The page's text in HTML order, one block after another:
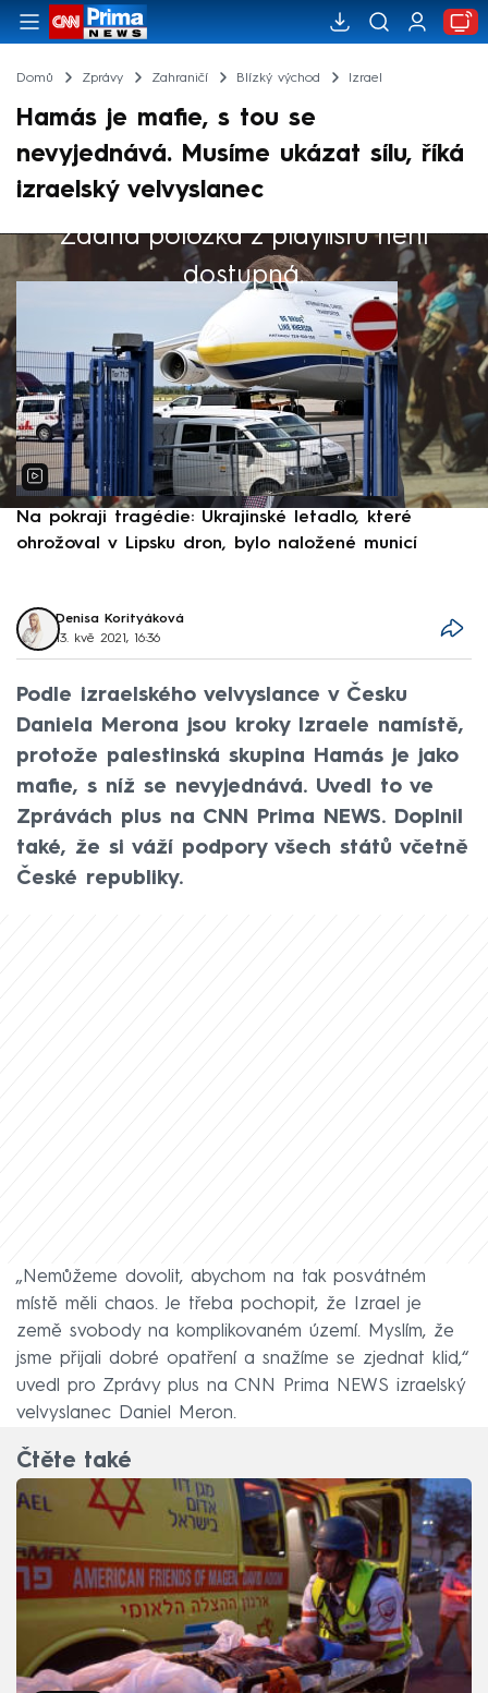
Domů Zprávy Zahraničí Blízký východ Izrael
Hamás je mafie, s tou se
nevyjednává. Musíme ukázat sílu, říká
izraelský velvyslanec
Žádná položka z playlistu není
dostupná.
Výběr redakce
Na pokraji tragédie: Ukrajinské letadlo, které
ohrožoval v Lipsku dron, bylo naložené municí
Denisa Korityáková
13. kvě 2021, 16:36
Podle izraelského velvyslance v Česku
Daniela Merona jsou kroky Izraele namístě,
protože palestinská skupina Hamás je jako
mafie, s níž se nevyjednává. Uvedl to ve
Zprávách plus na CNN Prima NEWS. Doplnil
také, že si váží podpory všech států včetně
České republiky.
„Nemůžeme dovolit, abychom na tak posvátném
místě měli chaos. Je třeba pochopit, že Izrael je
země svobody na komplikovaném území. Myslím, že
jsme přijali dobré opatření a snažíme se zjednat klid,“
uvedl pro Zprávy plus na CNN Prima NEWS izraelský
velvyslanec Daniel Meron.
Čtěte také